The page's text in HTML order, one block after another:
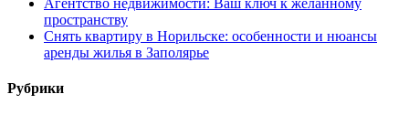
пространству
Снять квартиру в Норильске: особенности и нюансы
аренды жилья в Заполярье
Рубрики